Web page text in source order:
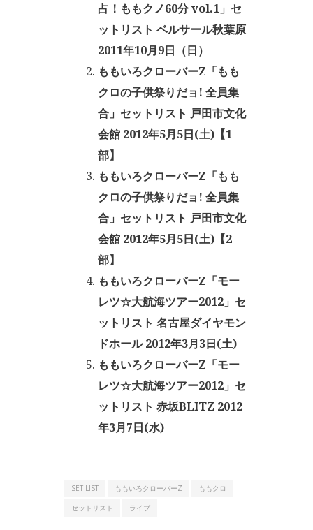
占！ももクノ60分 vol.1」セ
ットリスト ベルサール秋葉原
2011年10月9日（日）
ももいろクローバーZ「もも
クロの子供祭りだョ! 全員集
合」セットリスト 戸田市文化
会館 2012年5月5日(土)【1
部】
ももいろクローバーZ「もも
クロの子供祭りだョ! 全員集
合」セットリスト 戸田市文化
会館 2012年5月5日(土)【2
部】
ももいろクローバーZ「モー
レツ☆大航海ツアー2012」セ
ットリスト 名古屋ダイヤモン
ドホール 2012年3月3日(土)
ももいろクローバーZ「モー
レツ☆大航海ツアー2012」セ
ットリスト 赤坂BLITZ 2012
年3月7日(水)
SET LIST ももいろクローバーZ
ももクロ
セットリスト
ライブ